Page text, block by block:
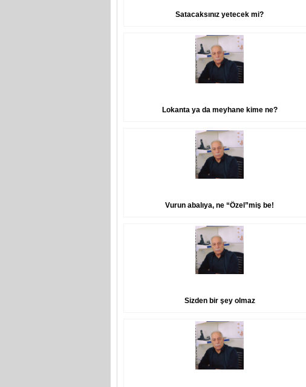
Satacaksınız yetecek mi?
Lokanta ya da meyhane kime ne?
Vurun abalıya, ne “Özel”miş be!
Sizden bir şey olmaz